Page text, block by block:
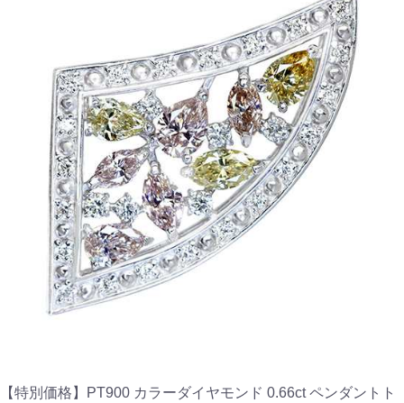
【特別価格】PT900 カラーダイヤモンド 0.66ct ペンダントト